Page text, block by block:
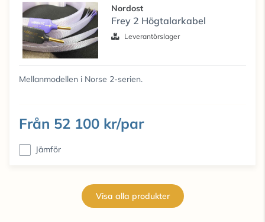
Nordost
Frey 2 Högtalarkabel
Leverantörslager
Mellanmodellen i Norse 2-serien.
Från 52 100 kr/par
Jämför
Visa alla produkter